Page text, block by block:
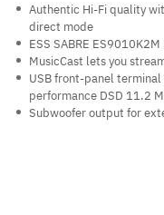
Authentic Hi-Fi quality
direct mode
ESS SABRE
MusicCast lets you
USB front-panel
performance DSD 11.2
Subwoofer output for